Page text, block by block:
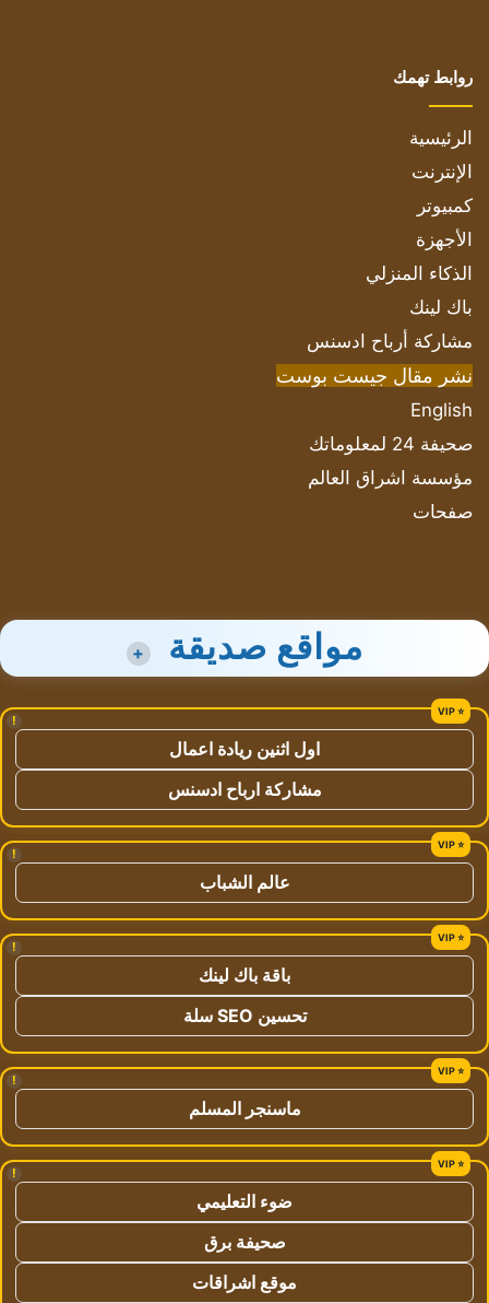
روابط تهمك
الرئيسية
الإنترنت
كمبيوتر
الأجهزة
الذكاء المنزلي
باك لينك
مشاركة أرباح ادسنس
نشر مقال جيست بوست
English
صحيفة 24 لمعلوماتك
مؤسسة اشراق العالم
صفحات
مواقع صديقة +
!
اول اثنين ريادة اعمال
مشاركة ارباح ادسنس
!
عالم الشباب
!
باقة باك لينك
تحسين SEO سلة
!
ماسنجر المسلم
!
ضوء التعليمي
صحيفة برق
موقع اشراقات